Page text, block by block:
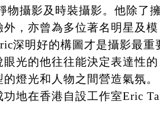
物攝影及時裝攝影。他除了
，亦曾為多位著名明星及模
深明好的構圖才是攝影最重
光的他往往能決定表達性的
燈光和人物之間營造氣氛。
地在香港自設工作室Eric